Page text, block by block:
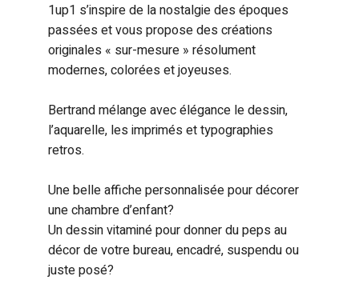
1up1 s’inspire de la nostalgie des époques
passées et vous propose des créations
originales « sur-mesure » résolument
modernes, colorées et joyeuses.
Bertrand mélange avec élégance le dessin,
l’aquarelle, les imprimés et typographies
retros.
Une belle affiche personnalisée pour décorer
une chambre d’enfant?
Un dessin vitaminé pour donner du peps au
décor de votre bureau, encadré, suspendu ou
juste posé?